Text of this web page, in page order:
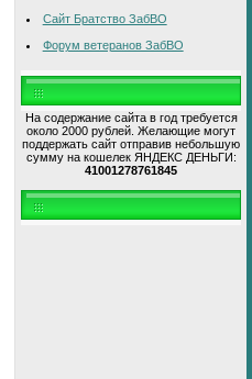
Сайт Братство ЗабВО
Форум ветеранов ЗабВО
На содержание сайта в год требуется
около 2000 рублей. Желающие могут
поддержать сайт отправив небольшую
сумму на кошелек ЯНДЕКС ДЕНЬГИ:
41001278761845